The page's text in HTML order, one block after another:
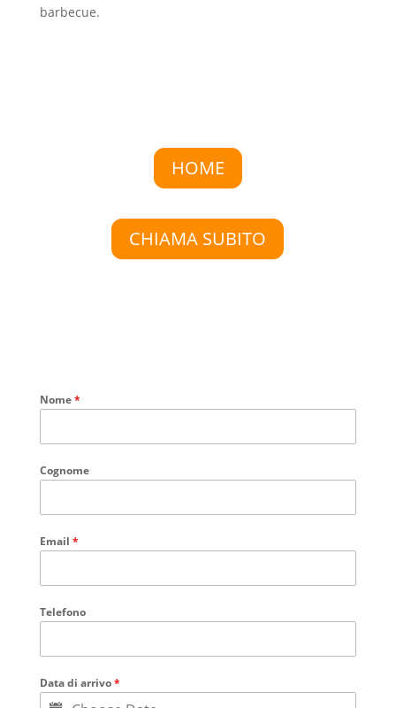
barbecue.
HOME
CHIAMA SUBITO
Nome*
Cognome
Email *
Telefono
Data di arrivo*